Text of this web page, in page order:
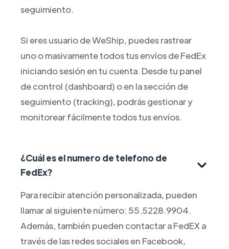
seguimiento.
Si eres usuario de WeShip, puedes rastrear
uno o masivamente todos tus envíos de FedEx
iniciando sesión en tu cuenta. Desde tu panel
de control (dashboard) o en la sección de
seguimiento (tracking), podrás gestionar y
monitorear fácilmente todos tus envíos.
¿Cuál es el numero de telefono de
FedEx?
Para recibir atención personalizada, pueden
llamar al siguiente número: 55.5228.9904.
Además, también pueden contactar a FedEX a
través de las redes sociales en Facebook,